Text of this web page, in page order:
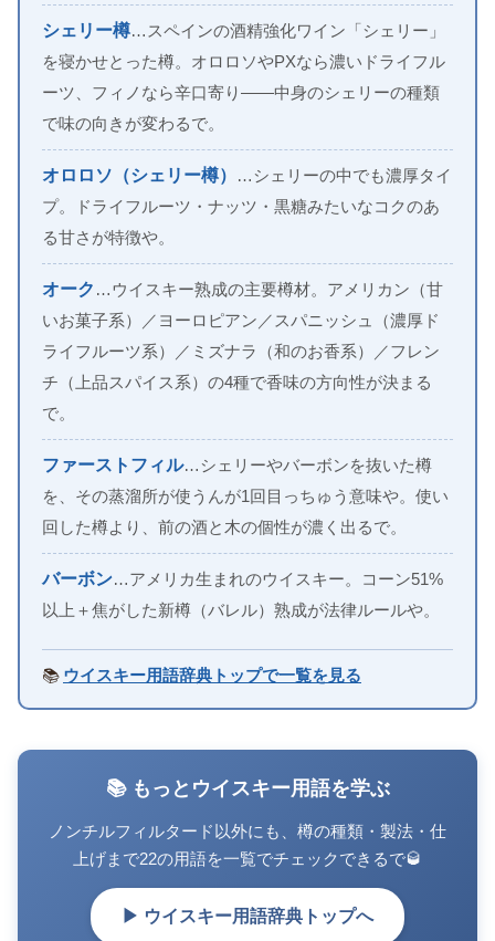
シェリー樽…スペインの酒精強化ワイン「シェリー」
を寝かせとった樽。オロロソやPXなら濃いドライフル
ーツ、フィノなら辛口寄り——中身のシェリーの種類
で味の向きが変わるで。
オロロソ（シェリー樽）
…シェリーの中でも濃厚タイ
プ。ドライフルーツ・ナッツ・黒糖みたいなコクのあ
る甘さが特徴や。
オーク …ウイスキー熟成の主要樽材。アメリカン（甘
いお菓子系）／ヨーロピアン／スパニッシュ（濃厚ド
ライフルーツ系）／ミズナラ（和のお香系）／フレン
チ（上品スパイス系）の4種で香味の方向性が決まる
で。
ファーストフィル…シェリーやバーボンを抜いた樽
を、その蒸溜所が使うんが1回目っちゅう意味や。使い
回した樽より、前の酒と木の個性が濃く出るで。
バーボン…アメリカ生まれのウイスキー。コーン51%
以上＋焦がした新樽（バレル）熟成が法律ルールや。
📚 ウイスキー用語辞典トップで一覧を見る
📚 もっとウイスキー用語を学ぶ
ノンチルフィルタード以外にも、樽の種類・製法・仕
上げまで22の用語を一覧でチェックできるで🥃
▶ ウイスキー用語辞典トップへ